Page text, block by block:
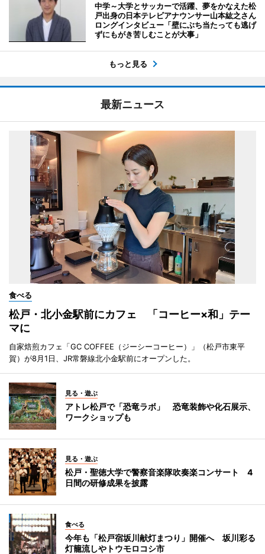
中学～大学とサッカーで活躍、夢をかなえた松
戸出身の日本テレビアナウンサー山本紘之さん
ロングインタビュー「壁にぶち当たっても逃げ
ずにもがき苦しむことが大事」
もっと見る
最新ニュース
食べる
松戸・北小金駅前にカフェ 「コーヒー×和」テー
マに
自家焙煎カフェ「GC COFFEE（ジーシーコーヒー）」（松戸市東平
賀）が8月1日、JR常磐線北小金駅前にオープンした。
見る・遊ぶ
アトレ松戸で「恐竜ラボ」 恐竜装飾や化石展示、
ワークショップも
見る・遊ぶ
松戸・聖徳大学で警察音楽隊吹奏楽コンサート 4
日間の研修成果を披露
食べる
今年も「松戸宿坂川献灯まつり」開催へ 坂川彩る
灯籠流しやトウモロコシ市